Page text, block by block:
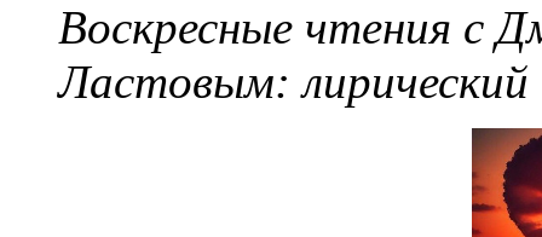
Воскресные чтения с
Ластовым: